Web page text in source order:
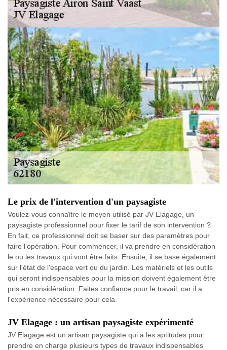
Le prix de l'intervention d'un paysagiste
Voulez-vous connaître le moyen utilisé par JV Elagage, un
paysagiste professionnel pour fixer le tarif de son intervention ?
En fait, ce professionnel doit se baser sur des paramètres pour
faire l'opération. Pour commencer, il va prendre en considération
le ou les travaux qui vont être faits. Ensuite, il se base également
sur l'état de l'espace vert ou du jardin. Les matériels et les outils
qui seront indispensables pour la mission doivent également être
pris en considération. Faites confiance pour le travail, car il a
l'expérience nécessaire pour cela.
JV Elagage : un artisan paysagiste expérimenté
JV Elagage est un artisan paysagiste qui a les aptitudes pour
prendre en charge plusieurs types de travaux indispensables